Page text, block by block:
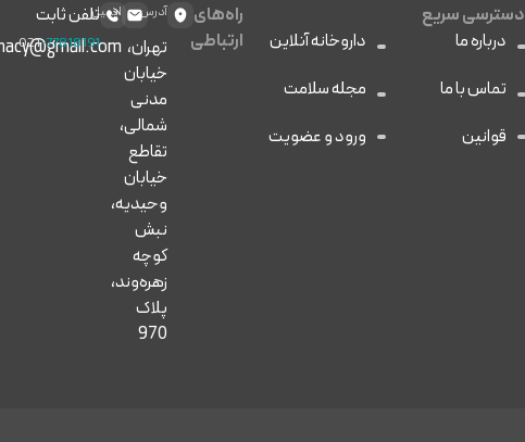
دسترسی سریع
درباره ما
تماس با ما
قوانین
داروخانه آنلاین
مجله سلامت
ورود و عضویت
راه‌های
ارتباطی
آدرس
تهران،
خیابان
مدنی
شمالی،
تقاطع
خیابان
وحیدیه،
نبش
کوچه
زهره‌وند،
پلاک
970
ایمیلتلفن ثابت
021-77818191